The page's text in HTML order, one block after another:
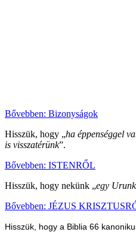
Bővebben: Bizonyságok
Hisszük, hogy „ha éppenséggel
is visszatérünk”.
Bővebben: ISTENRŐL
Hisszük, hogy nekünk „egy
Bővebben: JÉZUS
Hisszük, hogy a Biblia 66